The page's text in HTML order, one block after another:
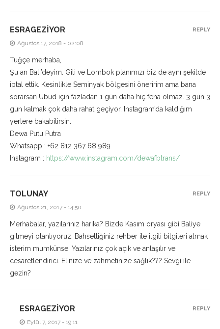
ESRAGEZIYOR
Ağustos 17, 2018 - 02:08
Tuğçe merhaba,
Şu an Bali’deyim. Gili ve Lombok planımızı biz de aynı şekilde
iptal ettik. Kesinlikle Seminyak bölgesini öneririm ama bana
sorarsan Ubud için fazladan 1 gün daha hiç fena olmaz. 3 gün 3
gün kalmak çok daha rahat geçiyor. Instagram’da kaldığım
yerlere bakabilirsin.
Dewa Putu Putra
Whatsapp : +62 812 367 68 989
Instagram : https://www.instagram.com/dewafbtrans/
REPLY
TOLUNAY
Ağustos 21, 2017 - 14:50
Merhabalar, yazılarınız harika? Bizde Kasım oryası gibi Baliye
gitmeyi planlıyoruz. Bahsettiğiniz rehber ile ilgili bilgileri almak
isterim mümkünse. Yazılarınız çok açık ve anlaşılır ve
cesaretlendirici. Elinize ve zahmetinize sağlık??? Sevgi ile
gezin?
REPLY
ESRAGEZIYOR
Eylül 7, 2017 - 19:11
REPLY